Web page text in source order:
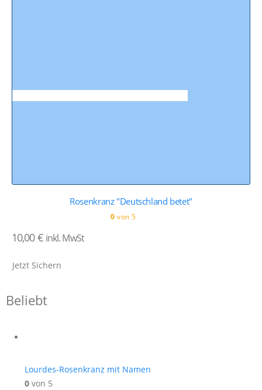
Rosenkranz "Deutschland betet"
0 von 5
10,00€ inkl. MwSt
Jetzt Sichern
Beliebt
Lourdes-Rosenkranz mit Namen
0 von 5